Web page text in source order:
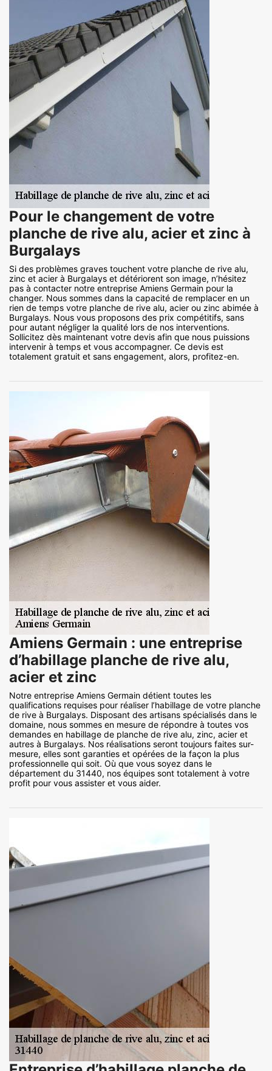
Pour le changement de votre
planche de rive alu, acier et zinc à
Burgalays
Si des problèmes graves touchent votre planche de rive alu,
zinc et acier à Burgalays et détériorent son image, n’hésitez
pas à contacter notre entreprise Amiens Germain pour la
changer. Nous sommes dans la capacité de remplacer en un
rien de temps votre planche de rive alu, acier ou zinc abimée à
Burgalays. Nous vous proposons des prix compétitifs, sans
pour autant négliger la qualité lors de nos interventions.
Sollicitez dès maintenant votre devis afin que nous puissions
intervenir à temps et vous accompagner. Ce devis est
totalement gratuit et sans engagement, alors, profitez-en.
Amiens Germain : une entreprise
d’habillage planche de rive alu,
acier et zinc
Notre entreprise Amiens Germain détient toutes les
qualifications requises pour réaliser l’habillage de votre planche
de rive à Burgalays. Disposant des artisans spécialisés dans le
domaine, nous sommes en mesure de répondre à toutes vos
demandes en habillage de planche de rive alu, zinc, acier et
autres à Burgalays. Nos réalisations seront toujours faites sur-
mesure, elles sont garanties et opérées de la façon la plus
professionnelle qui soit. Où que vous soyez dans le
département du 31440, nos équipes sont totalement à votre
profit pour vous assister et vous aider.